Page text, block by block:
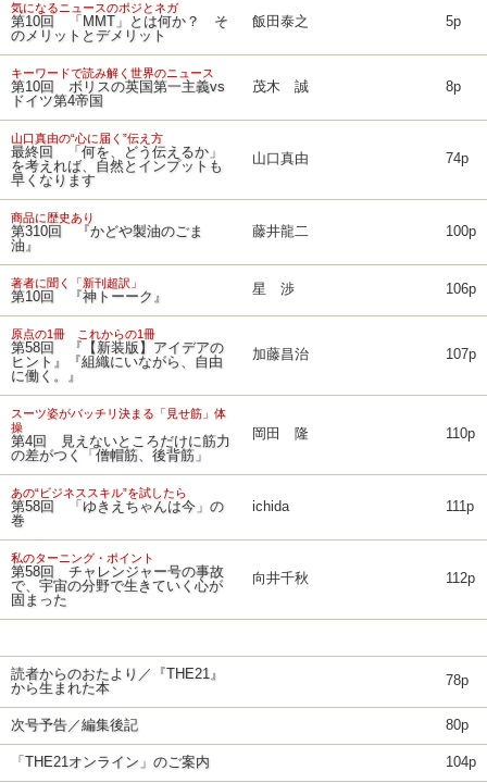
気になるニュースのポジとネガ
第10回 「MMT」とは何か？ そ
のメリットとデメリット
飯田泰之 5p
キーワードで読み解く世界のニュース
第10回 ボリスの英国第一主義vs
ドイツ第4帝国
茂木 誠 8p
山口真由の“心に届く”伝え方
最終回 「何を、どう伝えるか」
を考えれば、自然とインプットも
早くなります
山口真由 74p
商品に歴史あり
第310回 『かどや製油のごま
油』
藤井龍二 100p
著者に聞く「新刊超訳」
第10回 『神トーーク』 星 渉 106p
原点の1冊 これからの1冊
第58回 『【新装版】アイデアの
ヒント』『組織にいながら、自由
に働く。』
加藤昌治 107p
スーツ姿がバッチリ決まる「見せ筋」体
操
第4回 見えないところだけに筋力
の差がつく「僧帽筋、後背筋」
岡田 隆 110p
あの“ビジネススキル”を試したら
第58回 「ゆきえちゃんは今」の
巻
ichida 111p
私のターニング・ポイント
第58回 チャレンジャー号の事故
で、宇宙の分野で生きていく心が
固まった
向井千秋 112p
読者からのおたより／『THE21』
から生まれた本
78p
次号予告／編集後記 80p
「THE21オンライン」のご案内 104p